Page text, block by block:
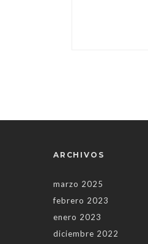
ARCHIVOS
marzo 2025
febrero 2023
enero 2023
diciembre 2022